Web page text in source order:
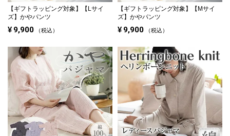
【ギフトラッピング対象】
【Lサイ
ズ】かやパンツ
¥ 9,900 税込
【ギフトラッピング対象】
【Mサイ
ズ】かやパンツ
¥ 9,900 税込